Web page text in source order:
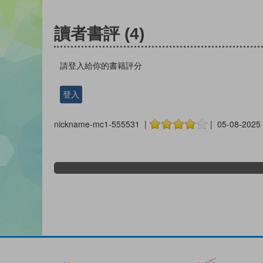
讀者書評 (4)
請登入給你的書籍評分
登入
nickname-mc1-555531 | | 05-08-2025